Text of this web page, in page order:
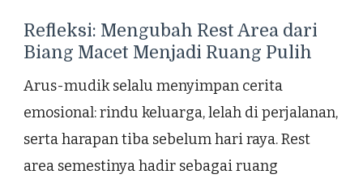
Refleksi: Mengubah Rest Area dari
Biang Macet Menjadi Ruang Pulih
Arus-mudik selalu menyimpan cerita
emosional: rindu keluarga, lelah di perjalanan,
serta harapan tiba sebelum hari raya. Rest
area semestinya hadir sebagai ruang